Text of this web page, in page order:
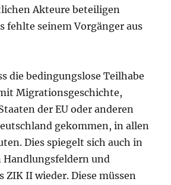
Akteure beteiligen
fehlte seinem Vorgänger aus
die bedingungslose Teilhabe
Migrationsgeschichte,
der EU oder anderen
gekommen, in allen
Dies spiegelt sich auch in
Handlungsfeldern und
ZIK II wieder. Diese müssen